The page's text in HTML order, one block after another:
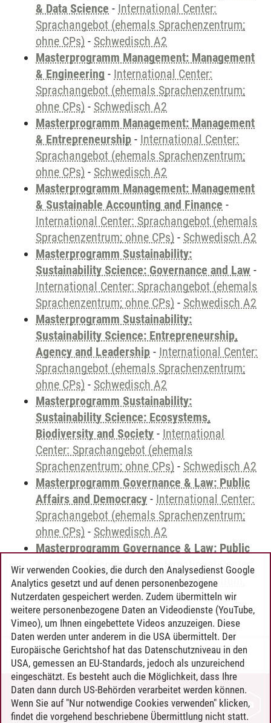
& Data Science - International Center:
Sprachangebot (ehemals Sprachenzentrum;
ohne CPs) - Schwedisch A2
Masterprogramm Management: Management
& Engineering - International Center:
Sprachangebot (ehemals Sprachenzentrum;
ohne CPs) - Schwedisch A2
Masterprogramm Management: Management
& Entrepreneurship - International Center:
Sprachangebot (ehemals Sprachenzentrum;
ohne CPs) - Schwedisch A2
Masterprogramm Management: Management
& Sustainable Accounting and Finance -
International Center: Sprachangebot (ehemals
Sprachenzentrum; ohne CPs) - Schwedisch A2
Masterprogramm Sustainability:
Sustainability Science: Governance and Law -
International Center: Sprachangebot (ehemals
Sprachenzentrum; ohne CPs) - Schwedisch A2
Masterprogramm Sustainability:
Sustainability Science: Entrepreneurship,
Agency and Leadership - International Center:
Sprachangebot (ehemals Sprachenzentrum;
ohne CPs) - Schwedisch A2
Masterprogramm Sustainability:
Sustainability Science: Ecosystems,
Biodiversity and Society - International
Center: Sprachangebot (ehemals
Sprachenzentrum; ohne CPs) - Schwedisch A2
Masterprogramm Governance & Law: Public
Affairs and Democracy - International Center:
Sprachangebot (ehemals Sprachenzentrum;
ohne CPs) - Schwedisch A2
Masterprogramm Governance & Law: Public
Affairs and Economics-International Center:
Sprachangebot (ehemals Sprachenzentrum;
ohne CPs)-Schwedisch A2
Timo Leder/30.06.2024
KONTAKT
LEUPHANA ALS ARBEITGEBER
Wir verwenden Cookies, die durch den Analysedienst Google
Analytics gesetzt und auf denen personenbezogene
Nutzerdaten gespeichert werden. Zudem übermitteln wir
weitere personenbezogene Daten an Videodienste (YouTube,
Vimeo), um Ihnen eingebettete Videos anzuzeigen. Diese
Daten werden unter anderem in die USA übermittelt. Der
Europäische Gerichtshof hat das Datenschutzniveau in den
USA, gemessen an EU-Standards, jedoch als unzureichend
eingeschätzt. Es besteht auch die Möglichkeit, dass Ihre
Daten dann durch US-Behörden verarbeitet werden können.
Wenn Sie auf "Nur notwendige Cookies verwenden" klicken,
findet die vorgehend beschriebene Übermittlung nicht statt.